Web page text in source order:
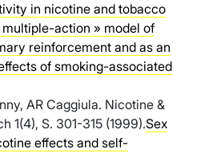
in nicotine and tobacco
action » model of
reinforcement and as an
of smoking-associated
AR Caggiula. Nicotine &
1(4), S. 301-315 (1999).Sex
effects and self-